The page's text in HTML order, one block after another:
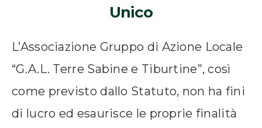
Unico
L’Associazione Gruppo di Azione Locale
“G.A.L. Terre Sabine e Tiburtine”, così
come previsto dallo Statuto, non ha fini
di lucro ed esaurisce le proprie finalità